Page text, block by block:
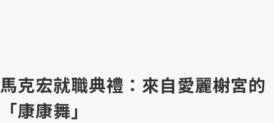
馬克宏就職典禮：來自愛麗榭宮的
「康康舞」